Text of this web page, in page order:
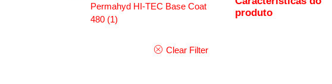
Permahyd HI-TEC Base Coat
480 (1)
Clear Filter
produto